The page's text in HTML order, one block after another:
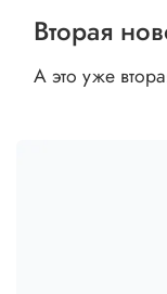
Вторая
А это уже